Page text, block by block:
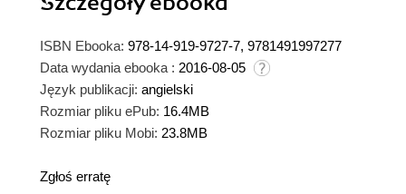
ISBN Ebooka: 978-14-919-9727-7, 9781491997277
Data wydania ebooka : 2016-08-05
Język publikacji: angielski
Rozmiar pliku ePub: 16.4MB
Rozmiar pliku Mobi: 23.8MB
Zgłoś erratę